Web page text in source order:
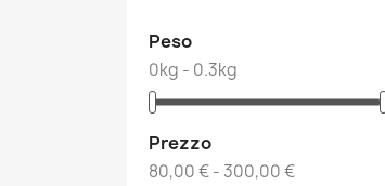
Peso
0kg - 0.3kg
Prezzo
80,00 € - 300,00 €